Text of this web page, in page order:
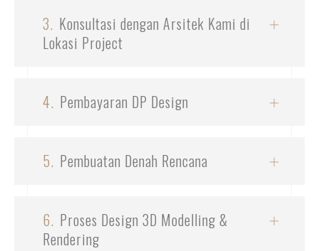
3. Konsultasi dengan Arsitek Kami di
Lokasi Project
4. Pembayaran DP Design
5. Pembuatan Denah Rencana
6. Proses Design 3D Modelling &
Rendering